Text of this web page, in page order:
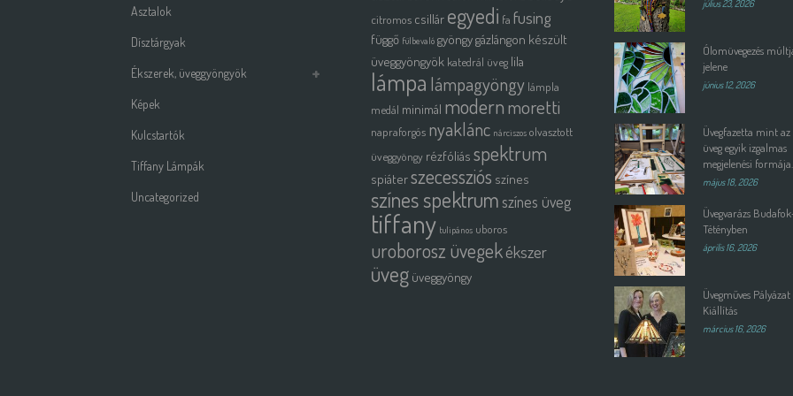
Asztalok
Dísztárgyak
Ékszerek, üveggyöngyök
Képek
Kulcstartók
Tiffany Lámpák
Uncategorized
citromos csillár egyedi fa fusing
függő fülbevaló gyöngygázlángon készült
üveggyöngyök katedrál üveg lila
lámpa lámpagyöngy lámpla
medál minimál modernmoretti
napraforgós nyaklánc nárciszos olvasztott
üveggyöngy rézfóliás spektrum
spiáterszecessziós színes
színes spektrumszínes üveg
tiffany tulipános uboros
uroborosz üvegekékszer
üveg üveggyöngy
július 23, 2026
Ólomüvegezés
jelene
június 12, 2026
Üvegfazetta mint az
üveg egyik izgalmas
megjelenési formája.
május 18, 2026
Üvegvarázs
Tétényben
április 16, 2026
Üvegműves Pályázat
Kiállítás
március 16, 2026